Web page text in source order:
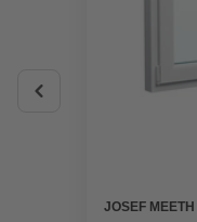
JOSEF